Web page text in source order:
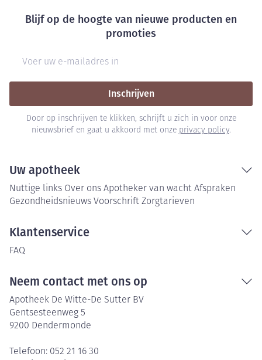
Blijf op de hoogte van nieuwe producten en
promoties
Inschrijven
Door op inschrijven te klikken, schrijft u zich in voor onze
nieuwsbrief en gaat u akkoord met onze privacy policy.
Uw apotheek
Nuttige links Over ons Apotheker van wacht Afspraken
Gezondheidsnieuws Voorschrift Zorgtarieven
Klantenservice
FAQ
Neem contact met ons op
Apotheek De Witte-De Sutter BV
Gentsesteenweg 5
9200 Dendermonde
Telefoon: 052 21 16 30